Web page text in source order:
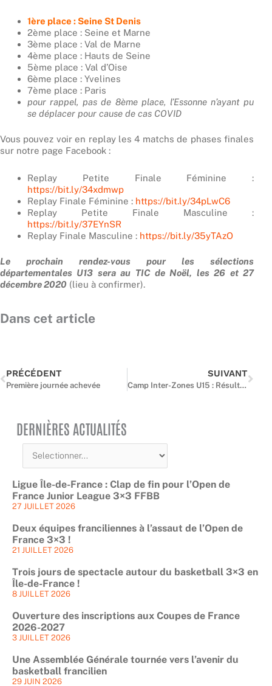
1ère place : Seine St Denis
2ème place : Seine et Marne
3ème place : Val de Marne
4ème place : Hauts de Seine
5ème place : Val d’Oise
6ème place : Yvelines
7ème place : Paris
pour rappel, pas de 8ème place, l’Essonne n’ayant pu
se déplacer pour cause de cas COVID
Vous pouvez voir en replay les 4 matchs de phases finales
sur notre page Facebook :
Replay Petite Finale Féminine :
https://bit.ly/34xdmwp
Replay Finale Féminine : https://bit.ly/34pLwC6
Replay Petite Finale Masculine :
https://bit.ly/37EYnSR
Replay Finale Masculine : https://bit.ly/35yTAzO
Le prochain rendez-vous pour les sélections
départementales U13 sera au TIC de Noël, les 26 et 27
décembre 2020 (lieu à confirmer).
Dans cet article
PRÉCÉDENT
Première journée achevée
SUIVANT
Camp Inter-Zones U15 : Résultats mitigés pour les potentiels franciliens
DERNIÈRES ACTUALITÉS
Ligue Île-de-France : Clap de fin pour l’Open de
France Junior League 3×3 FFBB
27 JUILLET 2026
Deux équipes franciliennes à l’assaut de l’Open de
France 3×3 !
21 JUILLET 2026
Trois jours de spectacle autour du basketball 3×3 en
Île-de-France !
8 JUILLET 2026
Ouverture des inscriptions aux Coupes de France
2026-2027
3 JUILLET 2026
Une Assemblée Générale tournée vers l’avenir du
basketball francilien
29 JUIN 2026